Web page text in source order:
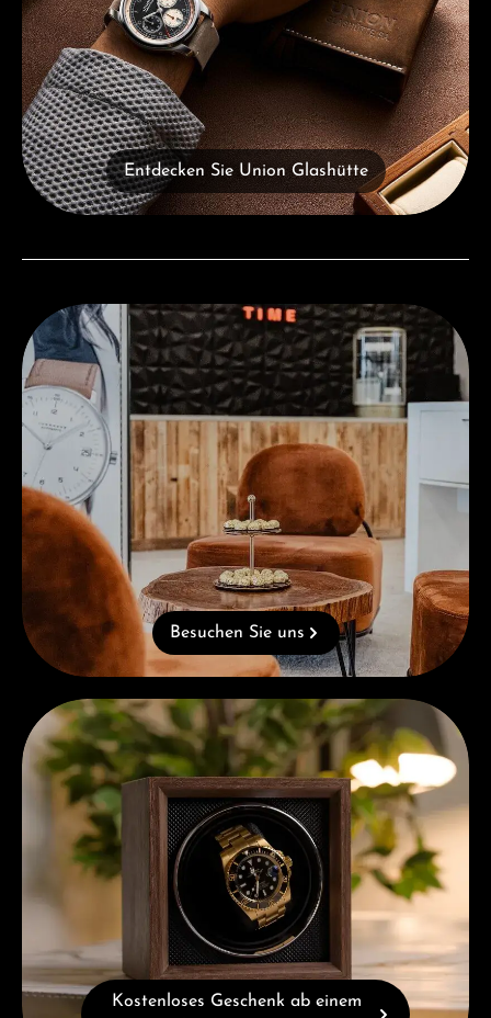
Entdecken Sie Union Glashütte
Besuchen Sie uns
Besuchen Sie uns
Kostenloses Geschenk ab einem Einkauf von 1.000 €
Kostenloses Geschenk ab einem